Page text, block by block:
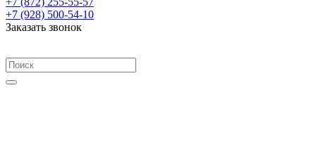
+7 (928) 500-54-10
Заказать звонок